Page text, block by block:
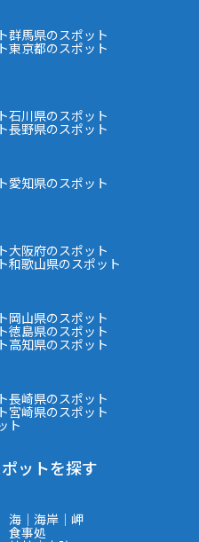
群馬県のスポット
東京都のスポット
石川県のスポット
長野県のスポット
愛知県のスポット
大阪府のスポット
和歌山県のスポット
岡山県のスポット
徳島県のスポット
高知県のスポット
長崎県のスポット
宮崎県のスポット
ト
ットを探す
海｜海岸｜岬
食事処